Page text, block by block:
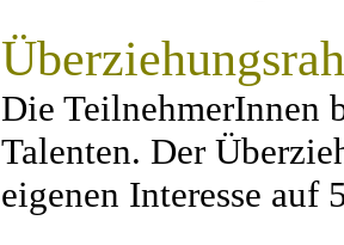
Die TeilnehmerInnen
Talenten. Der
eigenen Interesse auf